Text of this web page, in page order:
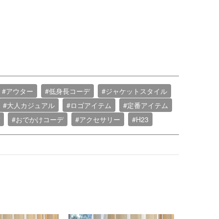
#アウター #低身長コーデ
#ジャケットスタイル
#大人カジュアル
#ロゴアイテム
#定番アイテム
#おでかけコーデ
#アクセサリー #H23